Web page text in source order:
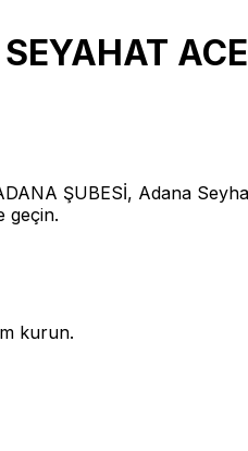
ŞUBESİ, Adana
geçin.
kurun.